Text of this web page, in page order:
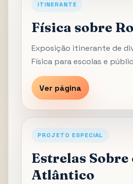
ITINERANTE
Física sobre
Exposição itinerante de
Física para escolas e
Ver página
PROJETO ESPECIAL
Estrelas Sobre
Atlântico